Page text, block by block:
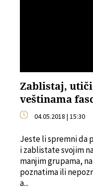
Zablistaj,
veštinama
04.05.2018 | 15:30
Jeste li spremni da
i zablistate svojim
manjim grupama,
poznatima ili
a...